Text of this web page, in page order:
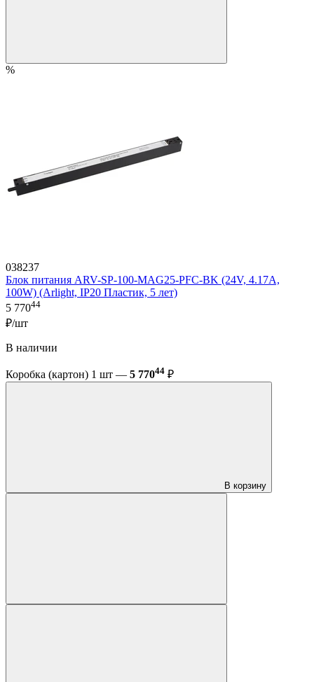
%
038237
Блок питания ARV-SP-100-MAG25-PFC-BK (24V, 4.17A,
100W) (Arlight, IP20 Пластик, 5 лет)
5 77044
₽/шт
В наличии
Коробка (картон) 1 шт — 5 77044 ₽
В корзину